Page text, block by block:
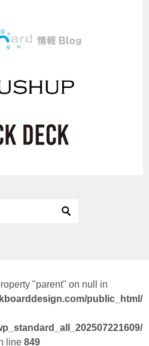
"parent" on null in
public_html/
line 849